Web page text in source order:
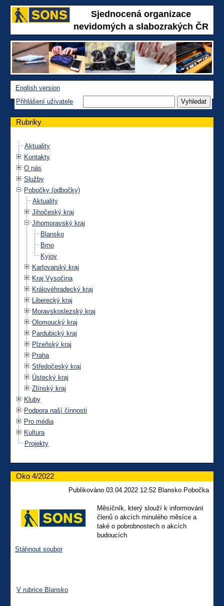
Sjednocená organizace
nevidomých a slabozrakých ČR
English version
Přihlášení uživatele
Rubriky
Aktuality
Kontakty
O nás
Služby
Pobočky (odbočky)
Aktuality
Jihočeský kraj
Jihomoravský kraj
Blansko
Brno
Kyjov
Karlovarský kraj
Kraj Vysočina
Královéhradecký kraj
Liberecký kraj
Moravskoslezský kraj
Olomoucký kraj
Pardubický kraj
Plzeňský kraj
Praha
Středočeský kraj
Ústecký kraj
Zlínský kraj
Kluby
Podpora naší činnosti
Pro média
Kultura
Projekty
Oko 4/2022
Publikováno 03.04.2022 12:52 Blansko Pobočka
Měsíčník, který slouží k informování
členů o akcích minulého měsíce a
také o pobrobnostech o akcích
budoucích
Stáhnout soubor
V rubrice Blansko